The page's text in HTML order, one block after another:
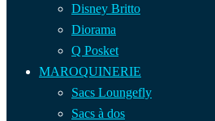
Disney Britto
Diorama
Q Posket
MAROQUINERIE
Sacs Loungefly
Sacs à dos